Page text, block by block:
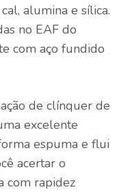
alumina e sílica.
no EAF do
com aço fundido
de clínquer de
excelente
espuma e flui
acertar o
com rapidez